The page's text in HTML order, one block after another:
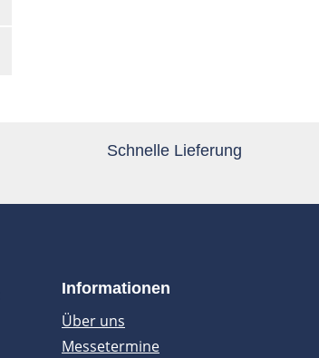
Schnelle Lieferung
Informationen
Über uns
Messetermine